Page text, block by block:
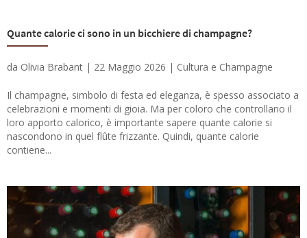
Quante calorie ci sono in un bicchiere di champagne?
da Olivia Brabant | 22 Maggio 2026 | Cultura e Champagne
Il champagne, simbolo di festa ed eleganza, è spesso associato a
celebrazioni e momenti di gioia. Ma per coloro che controllano il
loro apporto calorico, è importante sapere quante calorie si
nascondono in quel flûte frizzante. Quindi, quante calorie
contiene...